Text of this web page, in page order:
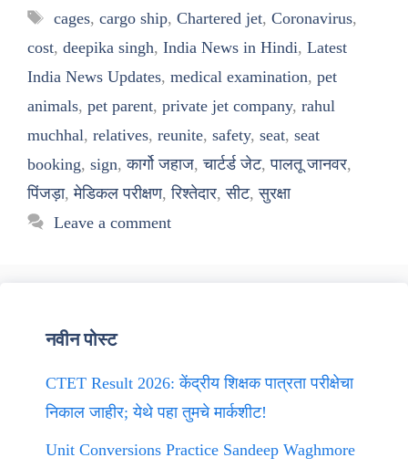
Tags
cages, cargo ship, Chartered jet, Coronavirus,
cost, deepika singh, India News in Hindi, Latest
India News Updates, medical examination, pet
animals, pet parent, private jet company, rahul
muchhal, relatives, reunite, safety, seat, seat
booking, sign,कार्गो जहाज,चार्टर्ड जेट,पालतू जानवर,
पिंजड़ा,मेडिकल परीक्षण,रिश्तेदार,सीट,सुरक्षा
Leave a comment
नवीन पोस्ट
CTET Result 2026: केंद्रीय शिक्षक पात्रता परीक्षेचा
निकाल जाहीर; येथे पहा तुमचे मार्कशीट!
Unit Conversions Practice Sandeep Waghmore